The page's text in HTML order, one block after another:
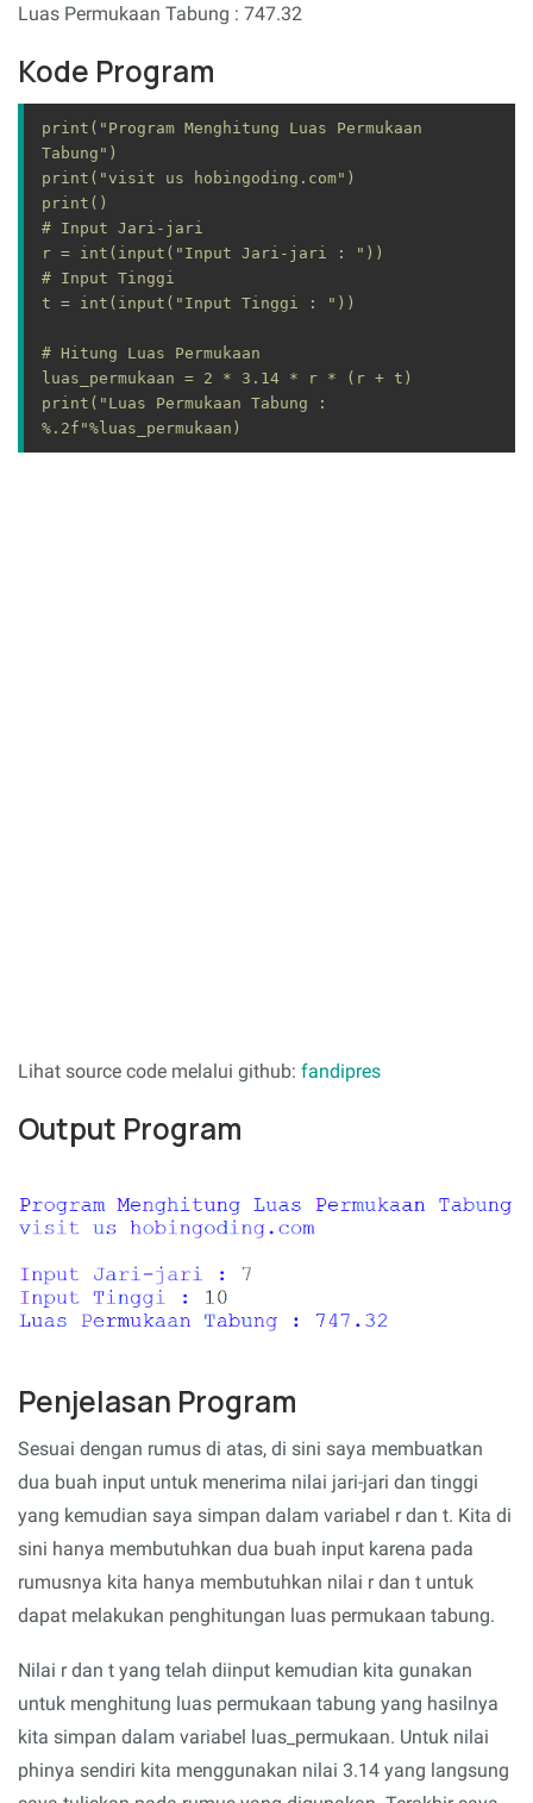
Luas Permukaan Tabung : 747.32
Kode Program
print("Program Menghitung Luas Permukaan
Tabung")
print("visit us hobingoding.com")
print()
# Input Jari-jari
r = int(input("Input Jari-jari : "))
# Input Tinggi
t = int(input("Input Tinggi : "))
# Hitung Luas Permukaan
luas_permukaan = 2 * 3.14 * r * (r + t)
print("Luas Permukaan Tabung :
%.2f"%luas_permukaan)
Lihat source code melalui github: fandipres
Output Program
Penjelasan Program
Sesuai dengan rumus di atas, di sini saya membuatkan
dua buah input untuk menerima nilai jari-jari dan tinggi
yang kemudian saya simpan dalam variabel r dan t. Kita di
sini hanya membutuhkan dua buah input karena pada
rumusnya kita hanya membutuhkan nilai r dan t untuk
dapat melakukan penghitungan luas permukaan tabung.
Nilai r dan t yang telah diinput kemudian kita gunakan
untuk menghitung luas permukaan tabung yang hasilnya
kita simpan dalam variabel luas_permukaan. Untuk nilai
phinya sendiri kita menggunakan nilai 3.14 yang langsung